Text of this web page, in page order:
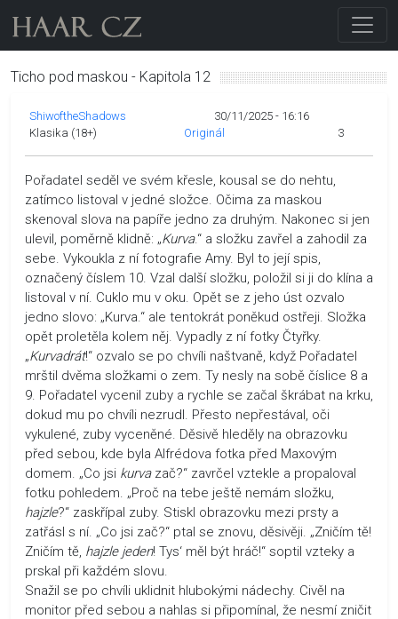
Ticho pod maskou - Kapitola 12
ShiwoftheShadows
30/11/2025 - 16:16
Klasika (18+)
Originál 3
Pořadatel seděl ve svém křesle, kousal se do nehtu,
zatímco listoval v jedné složce. Očima za maskou
skenoval slova na papíře jedno za druhým. Nakonec si jen
ulevil, poměrně klidně: „Kurva.“ a složku zavřel a zahodil za
sebe. Vykoukla z ní fotografie Amy. Byl to její spis,
označený číslem 10. Vzal další složku, položil si ji do klína a
listoval v ní. Cuklo mu v oku. Opět se z jeho úst ozvalo
jedno slovo: „Kurva.“ ale tentokrát poněkud ostřeji. Složka
opět proletěla kolem něj. Vypadly z ní fotky Čtyřky.
„Kurvadrát!“ ozvalo se po chvíli naštvaně, když Pořadatel
mrštil dvěma složkami o zem. Ty nesly na sobě číslice 8 a
9. Pořadatel vycenil zuby a rychle se začal škrábat na krku,
dokud mu po chvíli nezrudl. Přesto nepřestával, oči
vykulené, zuby vyceněné. Děsivě hleděly na obrazovku
před sebou, kde byla Alfrédova fotka před Maxovým
domem. „Co jsi kurvazač?“ zavrčel vztekle a propaloval
fotku pohledem. „Proč na tebe ještě nemám složku,
hajzle?“ zaskřípal zuby. Stiskl obrazovku mezi prsty a
zatřásl s ní. „Co jsi zač?“ ptal se znovu, děsivěji. „Zničím tě!
Zničím tě, hajzle jeden! Tys‘ měl být hráč!“ soptil vzteky a
prskal při každém slovu.
Snažil se po chvíli uklidnit hlubokými nádechy. Civěl na
monitor před sebou a nahlas si připomínal, že nesmí zničit